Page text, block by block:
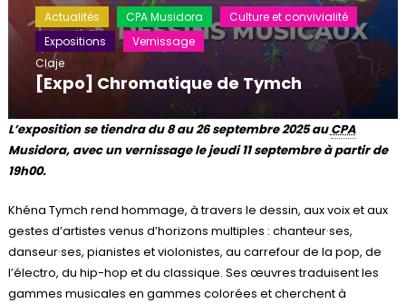
Actualités CPA Musidora
Culture et convivialité
Expositions
Vernissage
Claje
[Expo] Chromatique de Tymch
L’exposition se tiendra du 8 au 26 septembre 2025 auCPA
Musidora, avec un vernissage le jeudi 11 septembre à partir de
19h00.
Khéna Tymch rend hommage, à travers le dessin, aux voix et aux
gestes d’artistes venus d’horizons multiples : chanteur·ses,
danseur·ses, pianistes et violonistes, au carrefour de la pop, de
l’électro, du hip-hop et du classique. Ses œuvres traduisent les
gammes musicales en gammes colorées et cherchent à